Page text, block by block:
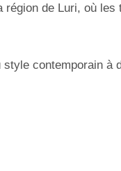
région de Luri, où
contemporain à